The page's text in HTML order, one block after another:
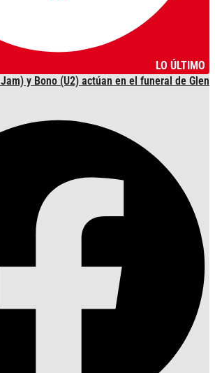
LO ÚLTIMO
y Bono (U2) actúan en el funeral de Glen